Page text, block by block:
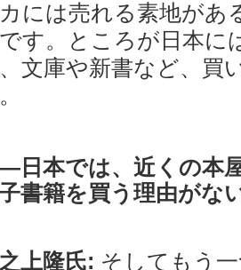
には売れる素地があ
す。ところが日本に
文庫や新書など、買
本では、近くの本
書籍を買う理由がな
上隆氏: そしてもう